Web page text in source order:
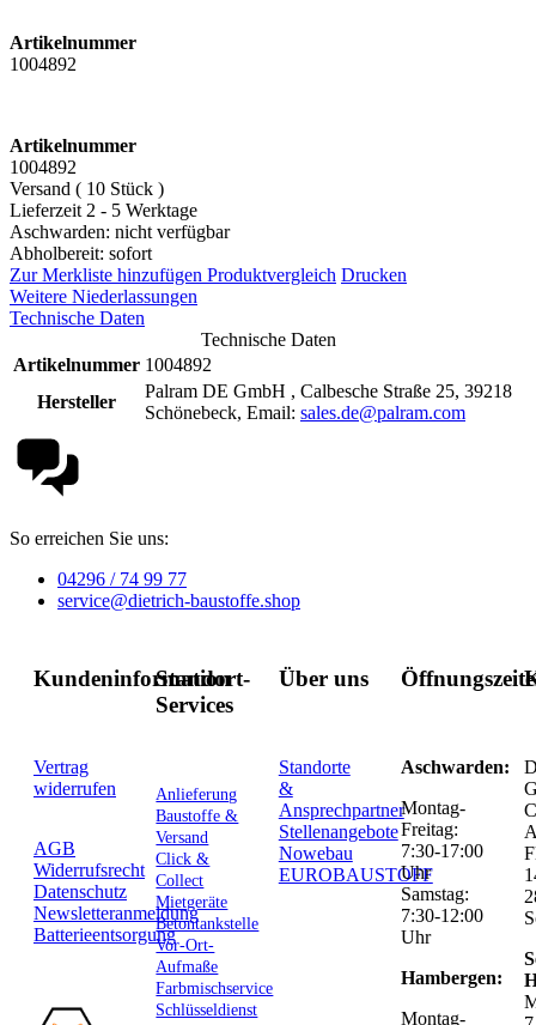
Artikelnummer
1004892
Artikelnummer
1004892
Versand ( 10 Stück )
Lieferzeit 2 - 5 Werktage
Aschwarden: nicht verfügbar
Abholbereit: sofort
Zur Merkliste hinzufügen Produktvergleich Drucken
Weitere Niederlassungen
Technische Daten
Technische Daten
Artikelnummer 1004892
Hersteller
Palram DE GmbH , Calbesche Straße 25, 39218
Schönebeck, Email: sales.de@palram.com
So erreichen Sie uns:
04296 / 74 99 77
service@dietrich-baustoffe.shop
Kundeninformation
Vertrag
widerrufen
AGB
Widerrufsrecht
Datenschutz
Newsletteranmeldung
Batterieentsorgung
Standort-
Services
Anlieferung
Baustoffe &
Versand
Click &
Collect
Mietgeräte
Betontankstelle
Vor-Ort-
Aufmaße
Farbmischservice
Schlüsseldienst
Über uns
Standorte
&
Ansprechpartner
Stellenangebote
Nowebau
EUROBAUSTOFF
Aschwarden:
Montag-
Freitag:
7:30-17:00
Uhr
Samstag:
7:30-12:00
Uhr
Hambergen:
Montag-